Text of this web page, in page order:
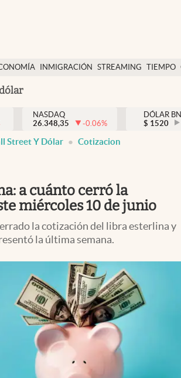
INMIGRACIÓN STREAMING TIEMPO
México
NASDAQ
26.348,35
-0.06%
DÓLAR
$ 1520
Street Y Dólar Cotizacion
a cuánto cerró la
miércoles 10 de junio
la cotización del libra esterlina y
la última semana.